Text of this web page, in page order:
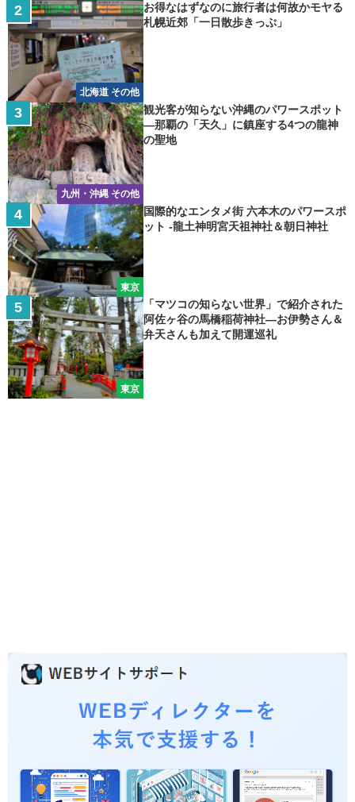
北海道 その他
お得なはずなのに旅行者は何故かモヤる
札幌近郊「一日散歩きっぷ」
九州・沖縄 その他
観光客が知らない沖縄のパワースポット
―那覇の「天久」に鎮座する4つの龍神
の聖地
東京
国際的なエンタメ街 六本木のパワースポ
ット -龍土神明宮天祖神社＆朝日神社
東京
「マツコの知らない世界」で紹介された
阿佐ヶ谷の馬橋稲荷神社―お伊勢さん＆
弁天さんも加えて開運巡礼